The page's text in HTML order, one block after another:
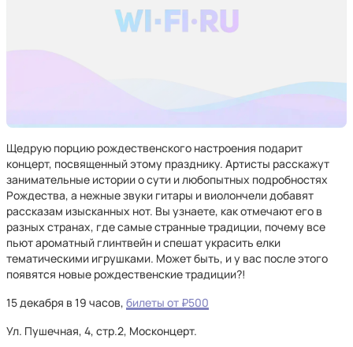
Щедрую порцию рождественского настроения подарит
концерт, посвященный этому празднику. Артисты расскажут
занимательные истории о сути и любопытных подробностях
Рождества, а нежные звуки гитары и виолончели добавят
рассказам изысканных нот. Вы узнаете, как отмечают его в
разных странах, где самые странные традиции, почему все
пьют ароматный глинтвейн и спешат украсить елки
тематическими игрушками. Может быть, и у вас после этого
появятся новые рождественские традиции?!
15 декабря в 19 часов, билеты от ₽500
Ул. Пушечная, 4, стр.2, Москонцерт.